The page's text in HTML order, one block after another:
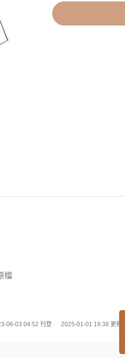
檔
06-03 04:52 刊登 2025-01-01 19:38 更新